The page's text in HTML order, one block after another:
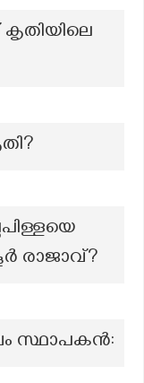
കൃതിയിലെ
രാജാവ്?
സ്ഥാപകൻ: